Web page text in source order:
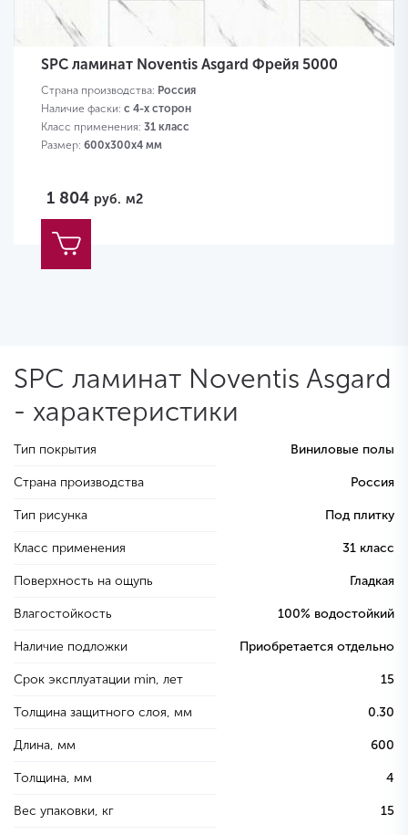
SPC ламинат Noventis Asgard Фрейя 5000
Страна производства: Россия
Наличие фаски: с 4-х сторон
Класс применения: 31 класс
Размер: 600х300х4 мм
1 804 руб. м2
SPC ламинат Noventis Asgard
- характеристики
Тип покрытия Виниловые полы
Страна производства Россия
Тип рисунка Под плитку
Класс применения 31 класс
Поверхность на ощупь Гладкая
Влагостойкость 100% водостойкий
Наличие подложки Приобретается отдельно
Срок эксплуатации min, лет 15
Толщина защитного слоя, мм 0.30
Длина, мм 600
Толщина, мм 4
Вес упаковки, кг 15